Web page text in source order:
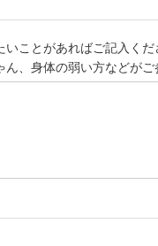
いことがあればご記入くだ
、身体の弱い方などが